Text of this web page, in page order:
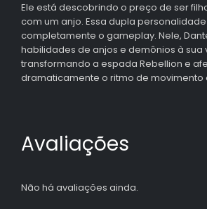
Ele está descobrindo o preço de ser
com um anjo. Essa dupla
completamente o gameplay. Nele,
habilidades de anjos e demônios à sua
transformando a espada Rebellion e
dramaticamente o ritmo de movimento
Avaliações
Não há avaliações ainda.